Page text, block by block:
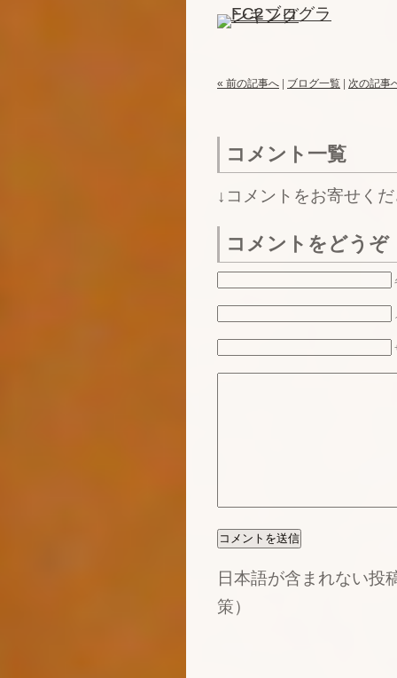
« 前の記事へ ブログ一覧 次の記事
コメント一覧
↓コメントをお寄せく
コメントをどうぞ
日本語が含まれない投
策）